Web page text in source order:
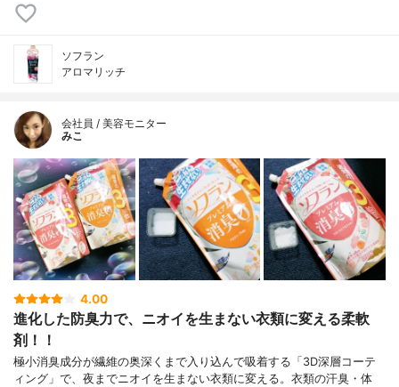
ソフラン
アロマリッチ
会社員 / 美容モニター
みこ
4.00
進化した防臭力で、ニオイを生まない衣類に変える柔軟
剤！！
極小消臭成分が繊維の奥深くまで入り込んで吸着する「3D深層コーテ
ィング」で、夜までニオイを生まない衣類に変える。衣類の汗臭・体